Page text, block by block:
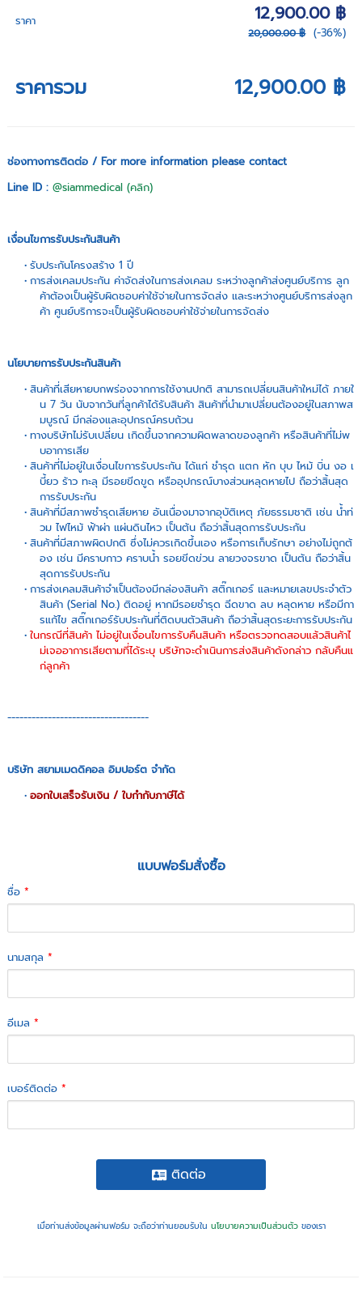
ราคา 12,900.00 ฿
20,000.00 ฿ (-36%)
ราคารวม 12,900.00 ฿
ช่องทางการติดต่อ / For more information please contact
Line ID :@siammedical (คลิก)
เงื่อนไขการรับประกันสินค้า
รับประกันโครงสร้าง 1 ปี
การส่งเคลมประกัน ค่าจัดส่งในการส่งเคลม ระหว่างลูกค้าส่งศูนย์บริการ ลูก
ค้าต้องเป็นผู้รับผิดชอบค่าใช้จ่ายในการจัดส่ง และระหว่างศูนย์บริการส่งลูก
ค้า ศูนย์บริการจะเป็นผู้รับผิดชอบค่าใช้จ่ายในการจัดส่ง
นโยบายการรับประกันสินค้า
สินค้าที่เสียหายบกพร่องจากการใช้งานปกติ สามารถเปลี่ยนสินค้าใหม่ได้ ภายใ
น 7 วัน นับจากวันที่ลูกค้าได้รับสินค้า สินค้าที่นำมาเปลี่ยนต้องอยู่ในสภาพส
มบูรณ์ มีกล่องและอุปกรณ์ครบถ้วน
ทางบริษัทไม่รับเปลี่ยน เกิดขึ้นจากความผิดพลาดของลูกค้า หรือสินค้าที่ไม่พ
บอาการเสีย
สินค้าที่ไม่อยู่ในเงื่อนไขการรับประกัน ได้แก่ ชำรุด แตก หัก บุบ ไหม้ บิ่น งอ เ
บี้ยว ร้าว ทะลุ มีรอยขีดขูด หรืออุปกรณ์บางส่วนหลุดหายไป ถือว่าสิ้นสุด
การรับประกัน
สินค้าที่มีสภาพชำรุดเสียหาย อันเนื่องมาจากอุบัติเหตุ ภัยธรรมชาติ เช่น น้ำท่
วม ไฟไหม้ ฟ้าผ่า แผ่นดินไหว เป็นต้น ถือว่าสิ้นสุดการรับประกัน
สินค้าที่มีสภาพผิดปกติ ซึ่งไม่ควรเกิดขึ้นเอง หรือการเก็บรักษา อย่างไม่ถูกต้
อง เช่น มีคราบกาว คราบน้ำ รอยขีดข่วน ลายวงจรขาด เป็นต้น ถือว่าสิ้น
สุดการรับประกัน
การส่งเคลมสินค้าจำเป็นต้องมีกล่องสินค้า สติ๊กเกอร์ และหมายเลขประจำตัว
สินค้า (Serial No.) ติดอยู่ หากมีรอยชำรุด ฉีดขาด ลบ หลุดหาย หรือมีกา
รแก้ไข สติ๊กเกอร์รับประกันที่ติดบนตัวสินค้า ถือว่าสิ้นสุดระยะการรับประกัน
ในกรณีที่สินค้า ไม่อยู่ในเงื่อนไขการรับคืนสินค้า หรือตรวจทดสอบแล้วสินค้าไ
ม่เจออาการเสียตามที่ได้ระบุ บริษัทจะดำเนินการส่งสินค้าดังกล่าว กลับคืนแ
ก่ลูกค้า
-----------------------------------
บริษัท สยามเมดดิคอล อิมปอร์ต จำกัด
ออกใบเสร็จรับเงิน / ใบกำกับภาษีได้
แบบฟอร์มสั่งซื้อ
ชื่อ*
นามสกุล*
อีเมล*
เบอร์ติดต่อ*
ติดต่อ
เมื่อท่านส่งข้อมูลผ่านฟอร์ม จะถือว่าท่านยอมรับใน นโยบายความเป็นส่วนตัวของเรา